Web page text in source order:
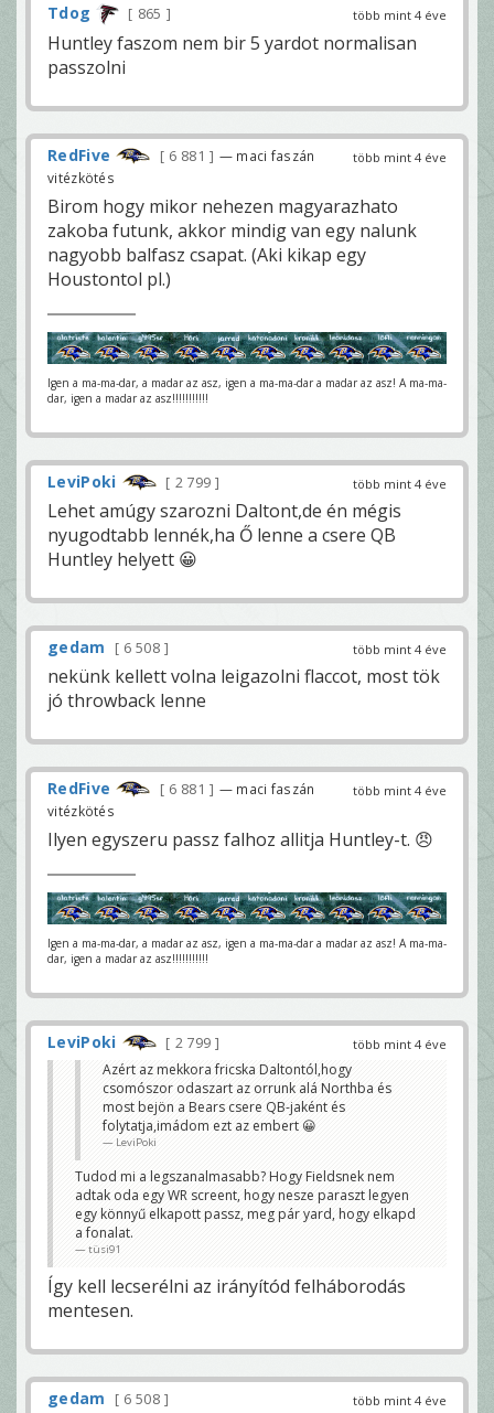
több mint 4 éve
Tdog 865
Huntley faszom nem bir 5 yardot normalisan
passzolni
több mint 4 éve
RedFive 6 881
— maci faszán
vitézkötés
Birom hogy mikor nehezen magyarazhato
zakoba futunk, akkor mindig van egy nalunk
nagyobb balfasz csapat. (Aki kikap egy
Houstontol pl.)
Igen a ma-ma-dar, a madar az asz, igen a ma-ma-dar a madar az asz! A ma-ma-
dar, igen a madar az asz!!!!!!!!!!!
több mint 4 éve
LeviPoki 2 799
Lehet amúgy szarozni Daltont,de én mégis
nyugodtabb lennék,ha Ő lenne a csere QB
Huntley helyett 😀
több mint 4 éve
gedam 6 508
nekünk kellett volna leigazolni flaccot, most tök
jó throwback lenne
több mint 4 éve
RedFive 6 881
— maci faszán
vitézkötés
Ilyen egyszeru passz falhoz allitja Huntley-t. 😠
Igen a ma-ma-dar, a madar az asz, igen a ma-ma-dar a madar az asz! A ma-ma-
dar, igen a madar az asz!!!!!!!!!!!
több mint 4 éve
LeviPoki
2 799
Azért az mekkora fricska Daltontól,hogy
csomószor odaszart az orrunk alá Northba és
most bejön a Bears csere QB-jaként és
folytatja,imádom ezt az embert 😀
LeviPoki
Tudod mi a legszanalmasabb? Hogy Fieldsnek nem
adtak oda egy WR screent, hogy nesze paraszt legyen
egy könnyű elkapott passz, meg pár yard, hogy elkapd
a fonalat.
tüsi91
Így kell lecserélni az irányítód felháborodás
mentesen.
több mint 4 éve
gedam 6 508